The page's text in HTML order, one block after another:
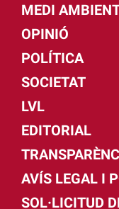
MEDI
OPINIÓ
POLÍTICA
SOCIETAT
LVL
EDITORIAL
AVÍS LEGAL I
SOL·LICITUD